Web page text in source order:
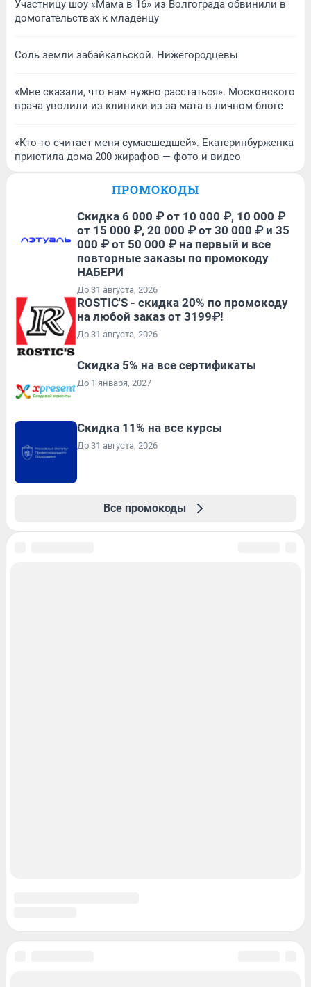
Участницу шоу «Мама в 16» из Волгограда обвинили в
домогательствах к младенцу
Соль земли забайкальской. Нижегородцевы
«Мне сказали, что нам нужно расстаться». Московского
врача уволили из клиники из-за мата в личном блоге
«Кто-то считает меня сумасшедшей». Екатеринбурженка
приютила дома 200 жирафов — фото и видео
ПРОМОКОДЫ
Скидка 6 000 ₽ от 10 000 ₽, 10 000 ₽
от 15 000 ₽, 20 000 ₽ от 30 000 ₽ и 35
000 ₽ от 50 000 ₽ на первый и все
повторные заказы по промокоду
НАБЕРИ
До 31 августа, 2026
ROSTIC'S - скидка 20% по промокоду
на любой заказ от 3199₽!
До 31 августа, 2026
Скидка 5% на все сертификаты
До 1 января, 2027
Скидка 11% на все курсы
До 31 августа, 2026
Все промокоды